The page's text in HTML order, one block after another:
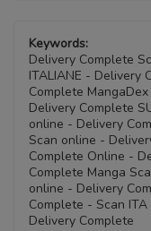
Keywords:
Delivery Complete
ITALIANE - Delivery
Complete
Delivery Complete
online - Delivery
Scan online -
Complete Online -
Complete Manga
online - Delivery
Complete - Scan
Delivery Complete